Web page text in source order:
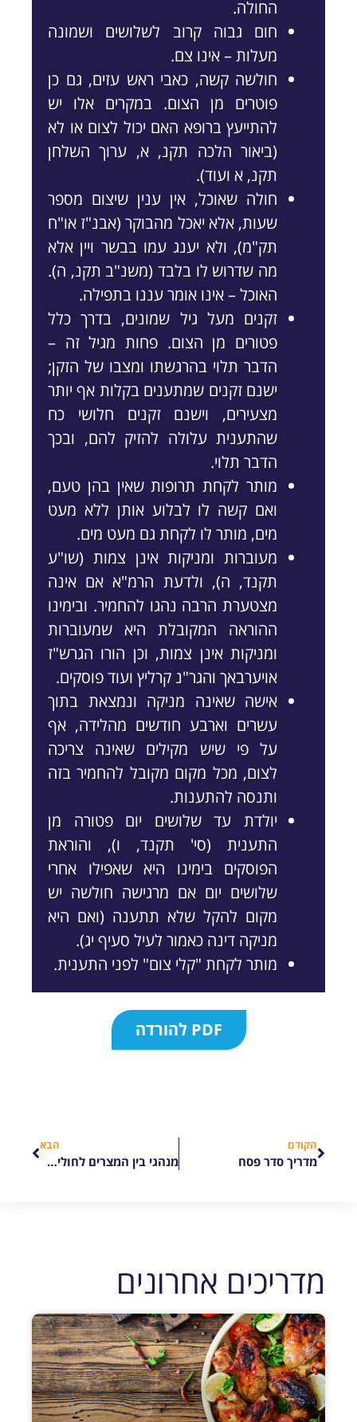
החולה.
חום גבוה קרוב לשלושים ושמונה
מעלות – אינו צם.
חולשה קשה, כאבי ראש עזים, גם כן
פוטרים מן הצום. במקרים אלו יש
להתייעץ ברופא האם יכול לצום או לא
(ביאור הלכה תקנ, א, ערוך השלחן
תקנ, א ועוד).
חולה שאוכל, אין ענין שיצום מספר
שעות, אלא יאכל מהבוקר (אבנ"ז או"ח
תק"מ), ולא יענג עמו בבשר ויין אלא
מה שדרוש לו בלבד (משנ"ב תקנ, ה).
האוכל – אינו אומר עננו בתפילה.
זקנים מעל גיל שמונים, בדרך כלל
פטורים מן הצום. פחות מגיל זה –
הדבר תלוי בהרגשתו ומצבו של הזקן;
ישנם זקנים שמתענים בקלות אף יותר
מצעירים, וישנם זקנים חלושי כח
שהתענית עלולה להזיק להם, ובכך
הדבר תלוי.
מותר לקחת תרופות שאין בהן טעם,
ואם קשה לו לבלוע אותן ללא מעט
מים, מותר לו לקחת גם מעט מים.
מעוברות ומניקות אינן צמות (שו"ע
תקנד, ה), ולדעת הרמ"א אם אינה
מצטערת הרבה נהגו להחמיר. ובימינו
ההוראה המקובלת היא שמעוברות
ומניקות אינן צמות, וכן הורו הגרש"ז
אויערבאך והגר"נ קרליץ ועוד פוסקים.
אישה שאינה מניקה ונמצאת בתוך
עשרים וארבע חודשים מהלידה, אף
על פי שיש מקילים שאינה צריכה
לצום, מכל מקום מקובל להחמיר בזה
ותנסה להתענות.
יולדת עד שלושים יום פטורה מן
התענית (סי' תקנד, ו), והוראת
הפוסקים בימינו היא שאפילו אחרי
שלושים יום אם מרגישה חולשה יש
מקום להקל שלא תתענה (ואם היא
מניקה דינה כאמור לעיל סעיף יג).
מותר לקחת "קלי צום" לפני התענית.
PDF להורדה
הקודם
מדריך סדר פסח
הבא
מנהגי בין המצרים לחולים ומתקשים – הוראות ממרן הרב וייס שליט"א
מדריכים אחרונים